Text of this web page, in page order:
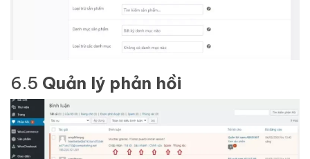
6.5 Quản lý phản hồi